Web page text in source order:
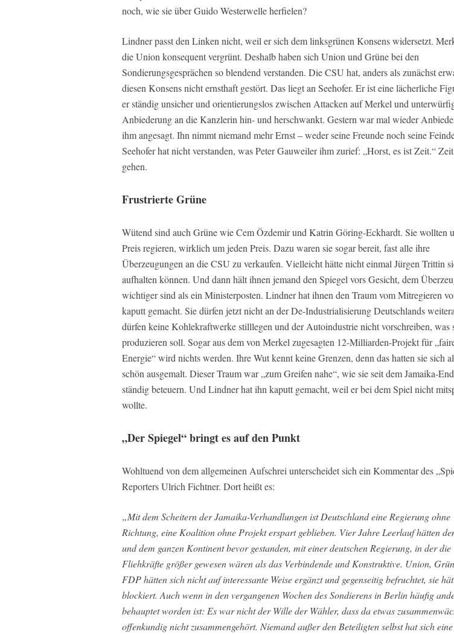
noch, wie sie über Guido Westerwelle herfielen?
Lindner passt den Linken nicht, weil er sich dem linksgrünen Konsens widersetzt.
die Union konsequent vergrünt. Deshalb haben sich Union und Grüne bei den
Sondierungsgesprächen so blendend verstanden. Die CSU hat, anders als zunächst
diesen Konsens nicht ernsthaft gestört. Das liegt an Seehofer. Er ist eine lächerliche
er ständig unsicher und orientierungslos zwischen Attacken auf Merkel und
Anbiederung an die Kanzlerin hin- und herschwankt. Gestern war mal wieder
ihm angesagt. Ihn nimmt niemand mehr Ernst – weder seine Freunde noch seine
Seehofer hat nicht verstanden, was Peter Gauweiler ihm zurief: „Horst, es ist Zeit.“
gehen.
Frustrierte Grüne
Wütend sind auch Grüne wie Cem Özdemir und Katrin Göring-Eckhardt. Sie wollten
Preis regieren, wirklich um jeden Preis. Dazu waren sie sogar bereit, fast alle ihre
Überzeugungen an die CSU zu verkaufen. Vielleicht hätte nicht einmal Jürgen Trittin
aufhalten können. Und dann hält ihnen jemand den Spiegel vors Gesicht, dem
wichtiger sind als ein Ministerposten. Lindner hat ihnen den Traum vom Mitregieren
kaputt gemacht. Sie dürfen jetzt nicht an der De-Industrialisierung Deutschlands
dürfen keine Kohlekraftwerke stilllegen und der Autoindustrie nicht vorschreiben, was
produzieren soll. Sogar aus dem von Merkel zugesagten 12-Milliarden-Projekt für
Energie“ wird nichts werden. Ihre Wut kennt keine Grenzen, denn das hatten sie sich
schön ausgemalt. Dieser Traum war „zum Greifen nahe“, wie sie seit dem Jamaika-
ständig beteuern. Und Lindner hat ihn kaputt gemacht, weil er bei dem Spiel nicht
wollte.
„Der Spiegel“ bringt es auf den Punkt
Wohltuend von dem allgemeinen Aufschrei unterscheidet sich ein Kommentar des
Reporters Ulrich Fichtner. Dort heißt es:
„Mit dem Scheitern der Jamaika-Verhandlungen ist Deutschland eine Regierung ohne
Richtung, eine Koalition ohne Projekt erspart geblieben. Vier Jahre Leerlauf hätten
und dem ganzen Kontinent bevor gestanden, mit einer deutschen Regierung, in der die
Fliehkräfte größer gewesen wären als das Verbindende und Konstruktive. Union,
FDP hätten sich nicht auf interessante Weise ergänzt und gegenseitig befruchtet, sie
blockiert. Auch wenn in den vergangenen Wochen des Sondierens in Berlin häufig
behauptet worden ist: Es war nicht der Wille der Wähler, dass da etwas
offenkundig nicht zusammengehört. Niemand außer den Beteiligten selbst hat sich eine